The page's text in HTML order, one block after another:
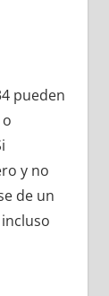
pueden
у no
dе un